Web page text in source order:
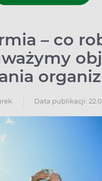
– co
Data publikacji: